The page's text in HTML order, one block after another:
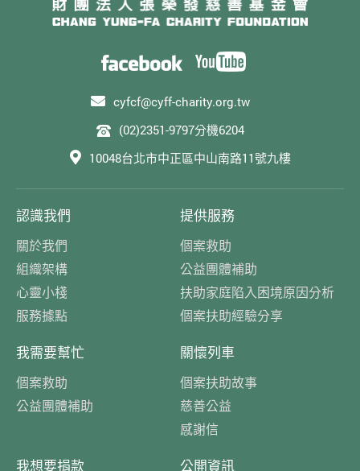
cyfcf@cyff-charity.org.tw
(02)2351-9797分機6204
10048台北市中正區中山南路11號九樓
認識我們
關於我們
組織架構
心靈小棧
服務據點
提供服務
個案救助
公益團體補助
扶助家庭陷入困境原因分析
個案扶助經驗分享
我需要幫忙
個案救助
公益團體補助
關懷列車
個案扶助故事
慈善公益
感謝信
我想要捐款 公開資訊